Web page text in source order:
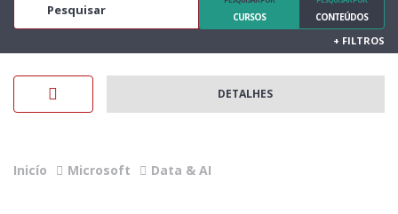
CURSOS CONTEÚDOS
+ FILTROS
DETALHES
Inicío Microsoft Data & AI